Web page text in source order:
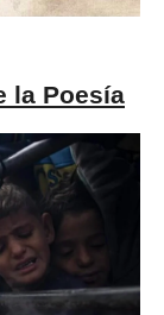
la Poesía